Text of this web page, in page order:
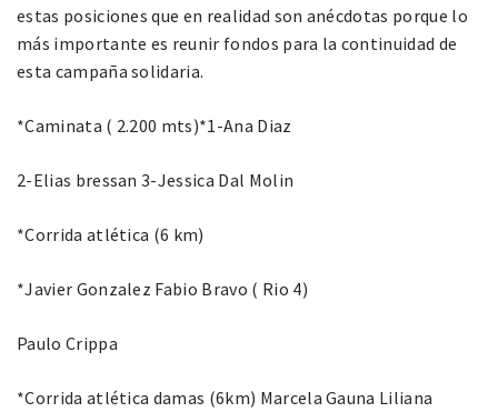
estas posiciones que en realidad son anécdotas porque lo
más importante es reunir fondos para la continuidad de
esta campaña solidaria.
*Caminata ( 2.200 mts)*1-Ana Diaz
2-Elias bressan 3-Jessica Dal Molin
*Corrida atlética (6 km)
*Javier Gonzalez Fabio Bravo ( Rio 4)
Paulo Crippa
*Corrida atlética damas (6km) Marcela Gauna Liliana